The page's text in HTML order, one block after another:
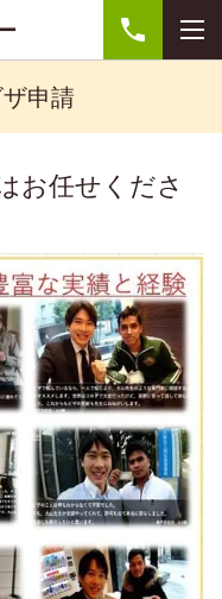
申請
お任せくださ